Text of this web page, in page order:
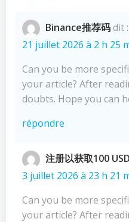
Binance推荐码dit :
21 juillet 2026 à 2 h 25
Can you be more
your article? After
doubts. Hope you can
répondre
注册以获取100
3 juillet 2026 à 23 h 21
Can you be more
your article? After